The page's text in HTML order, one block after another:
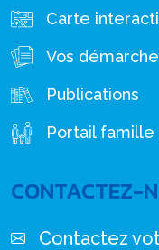
Carte
Vos
Publications
Portail famille
CONTACTEZ-
Contactez